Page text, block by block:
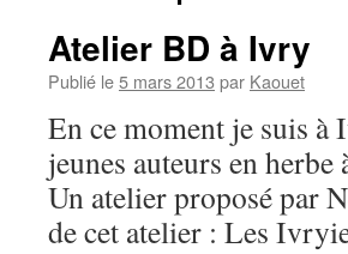
Atelier BD à Ivry
Publié le5 mars 2013 par Kaouet
En ce moment je suis à
jeunes auteurs en
Un atelier proposé par
de cet atelier : Les